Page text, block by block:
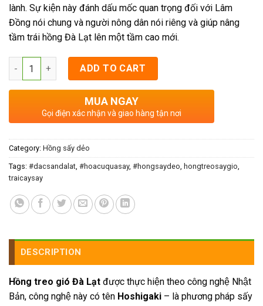
lành. Sự kiện này đánh dấu mốc quan trọng đối với Lâm
Đồng nói chung và người nông dân nói riêng và giúp nâng
tầm trái hồng Đà Lạt lên một tầm cao mới.
Quantity ADD TO CART
MUA NGAY
Gọi điện xác nhận và giao hàng tận nơi
Category: Hồng sấy dẻo
Tags: #dacsandalat, #hoacuquasay, #hongsaydeo, hongtreosaygio,
traicaysay
DESCRIPTION
Hồng treo gió Đà Lạt được thực hiện theo công nghệ Nhật
Bản, công nghệ này có tên Hoshigaki – là phương pháp sấy